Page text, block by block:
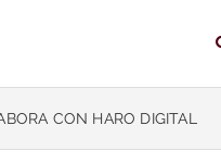
CON HARO DIGITAL